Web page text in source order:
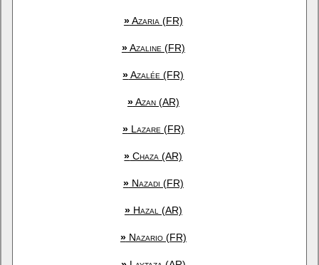
»Azaria (FR)
»Azaline (FR)
»Azalée (FR)
»Azan (AR)
»Lazare (FR)
» Chaza (AR)
»Nazadi (FR)
»Hazal (AR)
»Nazario (FR)